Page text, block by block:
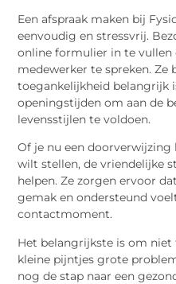
Een afspraak maken bij
eenvoudig en stressvrij.
online formulier in te
medewerker te spreken. Ze
toegankelijkheid belangrijk
openingstijden om aan de
levensstijlen te voldoen.
Of je nu een
wilt stellen, de vriendelijke
helpen. Ze zorgen ervoor
gemak en ondersteund
contactmoment.
Het belangrijkste is om
kleine pijntjes grote
nog de stap naar een